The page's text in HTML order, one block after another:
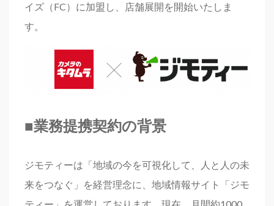
イズ（FC）に加盟し、店舗展開を開始いたしま
す。
■業務提携契約の背景
ジモティーは「地域の今を可視化して、人と人の未
来をつなぐ」を経営理念に、地域情報サイト「ジモ